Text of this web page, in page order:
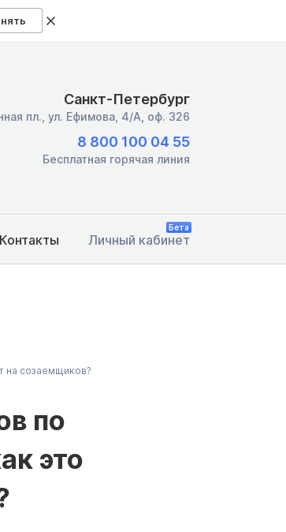
Санкт-Петербург
пл., ул. Ефимова, 4/А, оф. 326
8 800 100 04 55
Бесплатная горячая линия
Контакты Личный кабинет
Бета
на созаемщиков?
по
это